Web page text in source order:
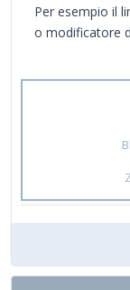
Per esempio il
o modificatore